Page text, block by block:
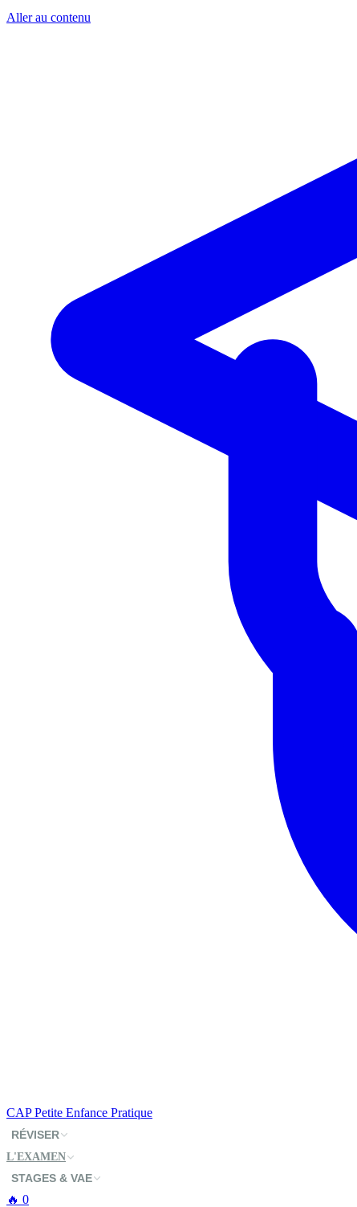
Aller au contenu
CAP Petite Enfance Pratique
RÉVISER
L'EXAMEN
STAGES & VAE
🔥 0